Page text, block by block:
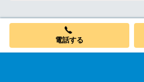
電話する